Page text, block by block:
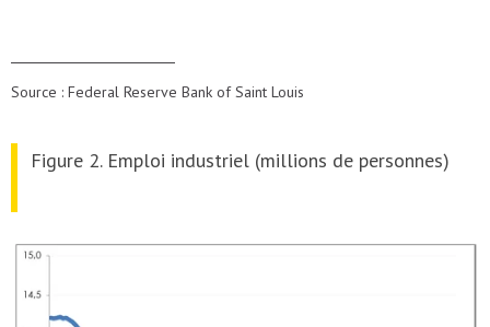
Source : Federal Reserve Bank of Saint Louis
Figure 2. Emploi industriel (millions de personnes)